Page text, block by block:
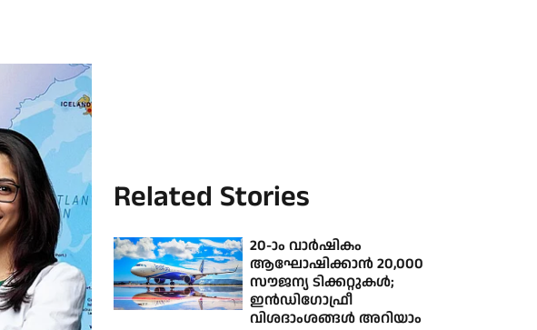
Related Stories
20-ാം വാര്‍ഷികം
ആഘോഷിക്കാന്‍ 20,000
സൗജന്യ ടിക്കറ്റുകള്‍;
ഇന്‍ഡിഗോഫ്രീ
വിശദാംശങ്ങള്‍ അറിയാം